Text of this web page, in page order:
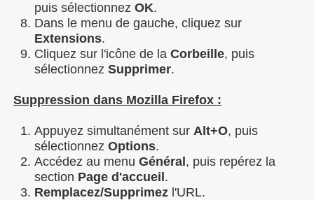
puis sélectionnez OK.
Dans le menu de gauche, cliquez sur
Extensions.
Cliquez sur l'icône de la Corbeille, puis
sélectionnez Supprimer.
Suppression dans Mozilla Firefox :
Appuyez simultanément sur Alt+O, puis
sélectionnez Options.
Accédez au menu Général , puis repérez la
section Page d'accueil .
Remplacez/Supprimez l'URL.